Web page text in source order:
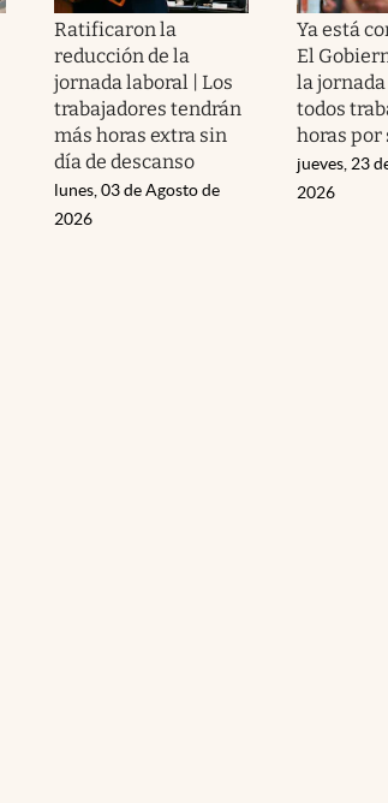
Ratificaron la
reducción de la
jornada laboral | Los
trabajadores tendrán
más horas extra sin
día de descanso
lunes, 03 de Agosto de
2026
Ya está
El
la
todos
horas por
jueves, 23
2026